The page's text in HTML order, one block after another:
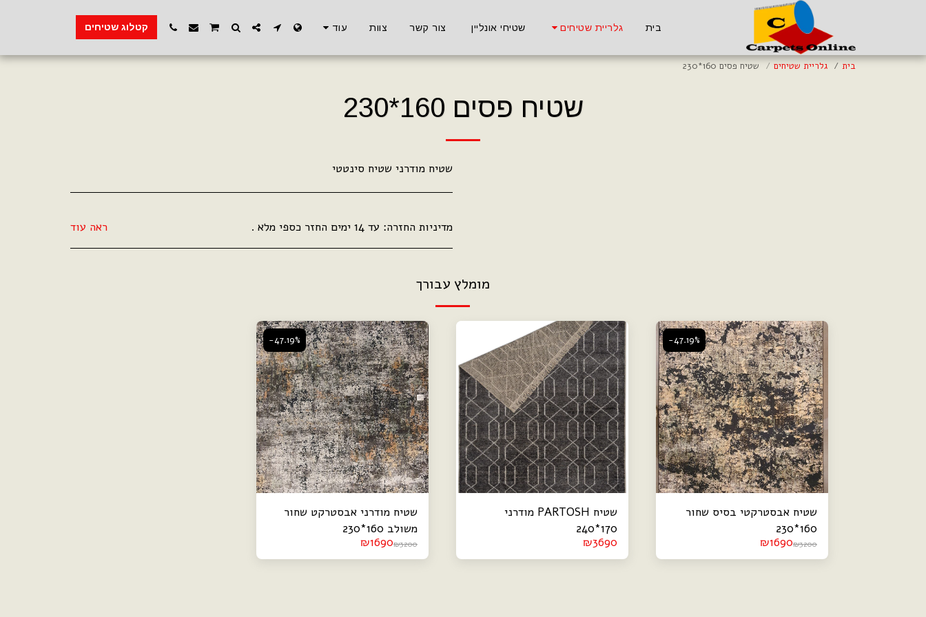
בית גלריית שטיחים שטיחי אונליין צור קשר צוות עוד קטלוג שטיחים
בית גלריית שטיחים שטיח פסים 160*230
שטיח פסים 160*230
שטיח מודרני שטיח סינטטי
מדיניות החזרה: עד 14 ימים החזר כספי מלא . ראה עוד
מומלץ עבורך
-47.19%
שטיח אבסטרקטי בסיס שחור
160*230
₪3200
₪1690
שטיח PARTOSH מודרני
170*240
₪3690
-47.19%
שטיח מודרני אבסטרקט שחור
משולב 160*230
₪3200
₪1690